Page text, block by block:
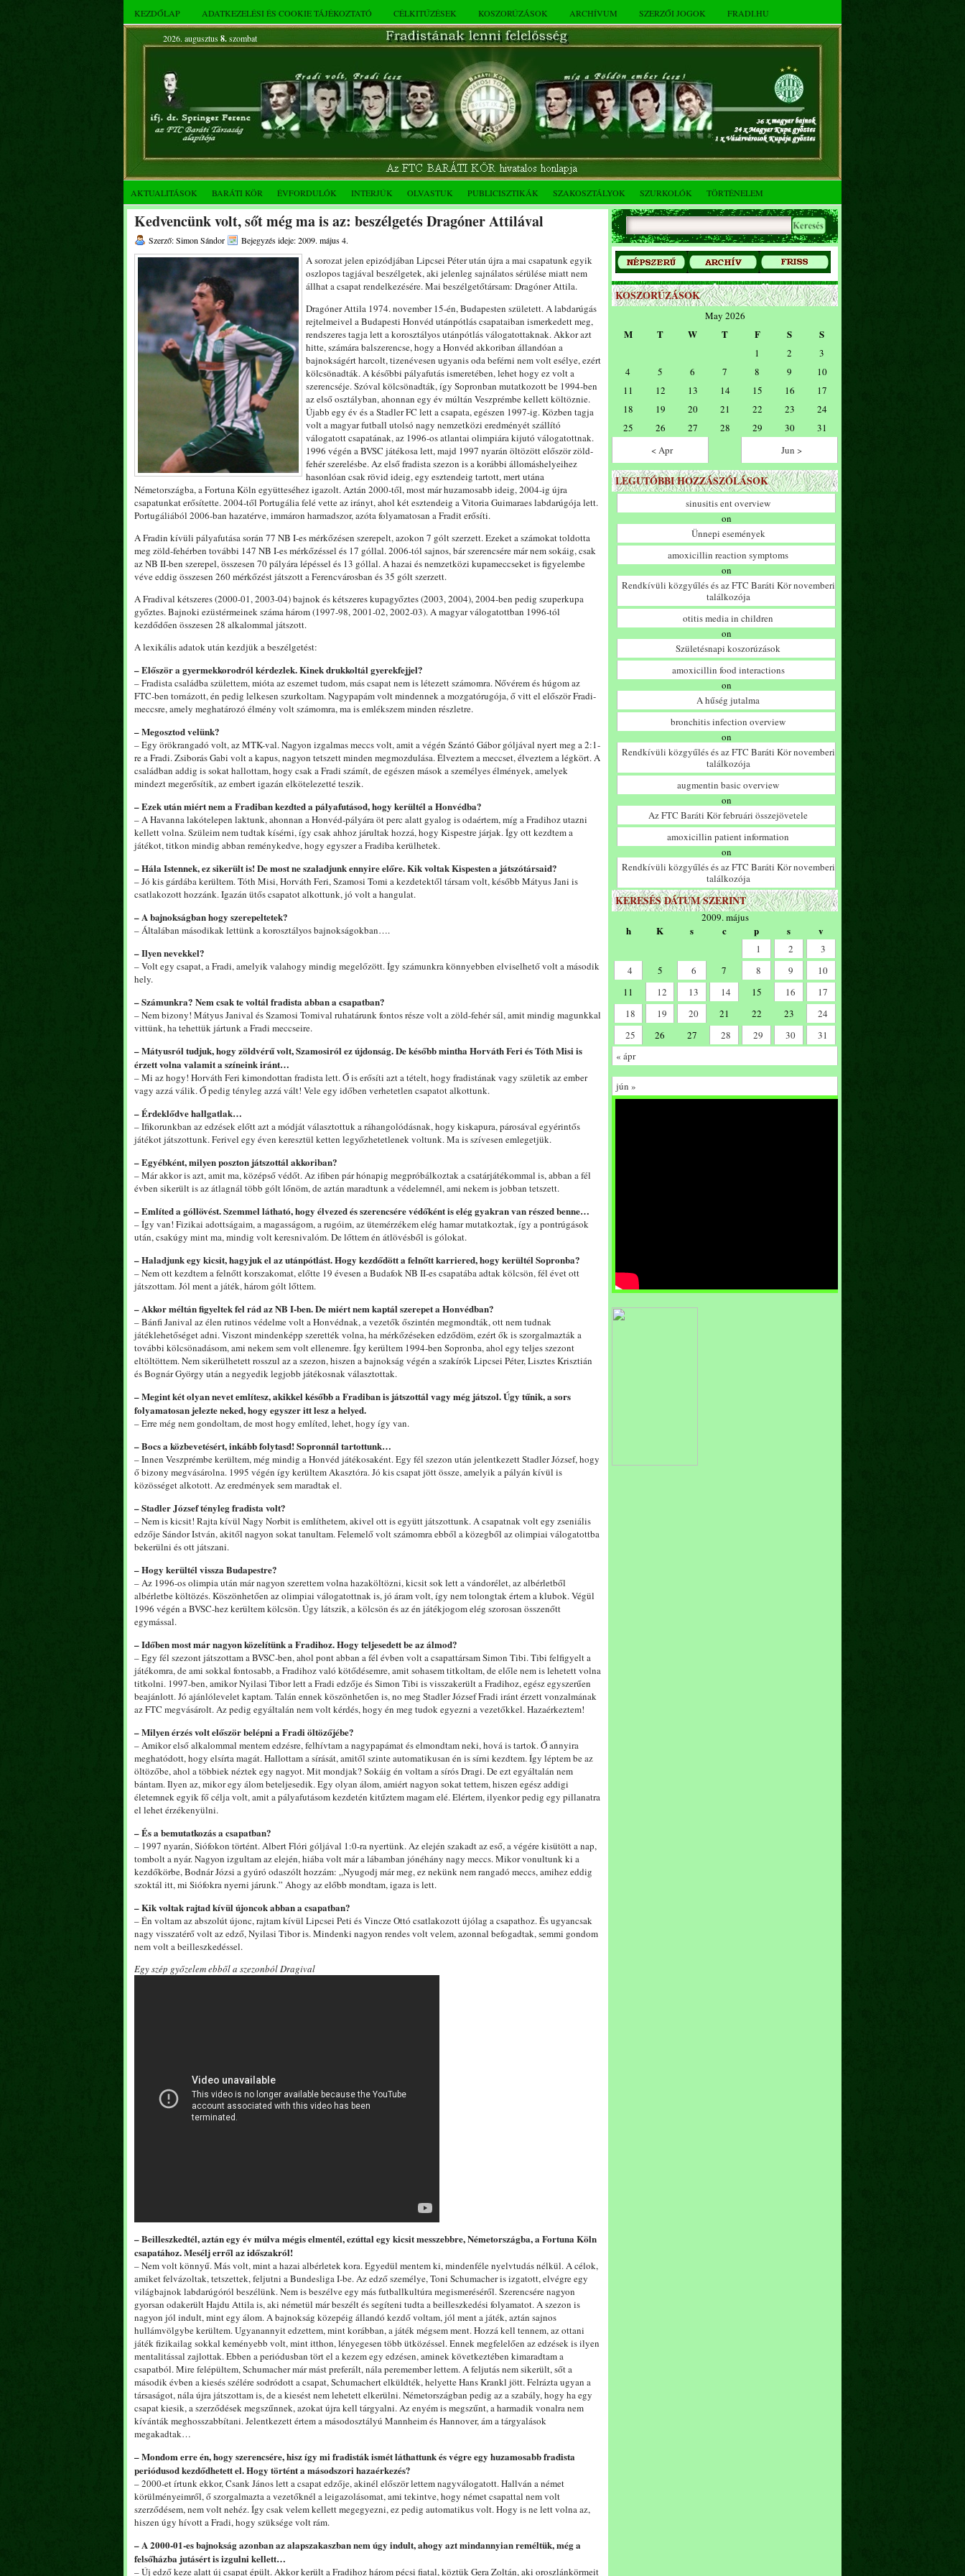
KEZDŐLAP ADATKEZELÉSI ÉS COOKIE TÁJÉKOZTATÓ CÉLKITŰZÉSEK KOSZORÚZÁSOK ARCHÍVUM SZERZŐI JOGOK FRADI.HU
2026. augusztus 8.szombat
AKTUALITÁSOK BARÁTI KÖR ÉVFORDULÓK INTERJÚK OLVASTUK PUBLICISZTIKÁK SZAKOSZTÁLYOK SZURKOLÓK TÖRTÉNELEM
Kedvencünk volt, sőt még ma is az: beszélgetés Dragóner Attilával
Szerző: Simon Sándor Bejegyzés ideje: 2009. május 4.
A sorozat jelen epizódjában Lipcsei Péter után újra a mai csapatunk egyik
oszlopos tagjával beszélgetek, aki jelenleg sajnálatos sérülése miatt nem
állhat a csapat rendelkezésére. Mai beszélgetőtársam: Dragóner Attila.
Dragóner Attila 1974. november 15-én, Budapesten született. A labdarúgás
rejtelmeivel a Budapesti Honvéd utánpótlás csapataiban ismerkedett meg,
rendszeres tagja lett a korosztályos utánpótlás válogatottaknak. Akkor azt
hitte, számára balszerencse, hogy a Honvéd akkoriban állandóan a
bajnokságért harcolt, tizenévesen ugyanis oda beférni nem volt esélye, ezért
kölcsönadták. A későbbi pályafutás ismeretében, lehet hogy ez volt a
szerencséje. Szóval kölcsönadták, így Sopronban mutatkozott be 1994-ben
az első osztályban, ahonnan egy év múltán Veszprémbe kellett költöznie.
Újabb egy év és a Stadler FC lett a csapata, egészen 1997-ig. Közben tagja
volt a magyar futball utolsó nagy nemzetközi eredményét szállító
válogatott csapatának, az 1996-os atlantai olimpiára kijutó válogatottnak.
1996 végén a BVSC játékosa lett, majd 1997 nyarán öltözött először zöld-
fehér szerelésbe. Az első fradista szezon is a korábbi állomáshelyeihez
hasonlóan csak rövid ideig, egy esztendeig tartott, mert utána
Németországba, a Fortuna Köln együtteséhez igazolt. Aztán 2000-től, most már huzamosabb ideig, 2004-ig újra
csapatunkat erősítette. 2004-től Portugália felé vette az irányt, ahol két esztendeig a Vitoria Guimaraes labdarúgója lett.
Portugáliából 2006-ban hazatérve, immáron harmadszor, azóta folyamatosan a Fradit erősíti.
A Fradin kívüli pályafutása során 77 NB I-es mérkőzésen szerepelt, azokon 7 gólt szerzett. Ezeket a számokat toldotta
meg zöld-fehérben további 147 NB I-es mérkőzéssel és 17 góllal. 2006-tól sajnos, bár szerencsére már nem sokáig, csak
az NB II-ben szerepel, összesen 70 pályára lépéssel és 13 góllal. A hazai és nemzetközi kupameccseket is figyelembe
véve eddig összesen 260 mérkőzést játszott a Ferencvárosban és 35 gólt szerzett.
A Fradival kétszeres (2000-01, 2003-04) bajnok és kétszeres kupagyőztes (2003, 2004), 2004-ben pedig szuperkupa
győztes. Bajnoki ezüstérmeinek száma három (1997-98, 2001-02, 2002-03). A magyar válogatottban 1996-tól
kezdődően összesen 28 alkalommal játszott.
A lexikális adatok után kezdjük a beszélgetést:
– Először a gyermekkorodról kérdezlek. Kinek drukkoltál gyerekfejjel?
– Fradista családba születtem, mióta az eszemet tudom, más csapat nem is létezett számomra. Nővérem és húgom az
FTC-ben tornázott, én pedig lelkesen szurkoltam. Nagypapám volt mindennek a mozgatórugója, ő vitt el először Fradi-
meccsre, amely meghatározó élmény volt számomra, ma is emlékszem minden részletre.
– Megosztod velünk?
– Egy örökrangadó volt, az MTK-val. Nagyon izgalmas meccs volt, amit a végén Szántó Gábor góljával nyert meg a 2:1-
re a Fradi. Zsiborás Gabi volt a kapus, nagyon tetszett minden megmozdulása. Élveztem a meccset, élveztem a légkört. A
családban addig is sokat hallottam, hogy csak a Fradi számít, de egészen mások a személyes élmények, amelyek
mindezt megerősítik, az embert igazán elkötelezetté teszik.
– Ezek után miért nem a Fradiban kezdted a pályafutásod, hogy kerültél a Honvédba?
– A Havanna lakótelepen laktunk, ahonnan a Honvéd-pályára öt perc alatt gyalog is odaértem, míg a Fradihoz utazni
kellett volna. Szüleim nem tudtak kísérni, így csak ahhoz járultak hozzá, hogy Kispestre járjak. Így ott kezdtem a
játékot, titkon mindig abban reménykedve, hogy egyszer a Fradiba kerülhetek.
– Hála Istennek, ez sikerült is! De most ne szaladjunk ennyire előre. Kik voltak Kispesten a játszótársaid?
– Jó kis gárdába kerültem. Tóth Misi, Horváth Feri, Szamosi Tomi a kezdetektől társam volt, később Mátyus Jani is
csatlakozott hozzánk. Igazán ütős csapatot alkottunk, jó volt a hangulat.
– A bajnokságban hogy szerepeltetek?
– Általában másodikak lettünk a korosztályos bajnokságokban….
– Ilyen nevekkel?
– Volt egy csapat, a Fradi, amelyik valahogy mindig megelőzött. Így számunkra könnyebben elviselhető volt a második
hely.
– Számunkra? Nem csak te voltál fradista abban a csapatban?
– Nem bizony! Mátyus Janival és Szamosi Tomival ruhatárunk fontos része volt a zöld-fehér sál, amit mindig magunkkal
vittünk, ha tehettük jártunk a Fradi meccseire.
– Mátyusról tudjuk, hogy zöldvérű volt, Szamosiról ez újdonság. De később mintha Horváth Feri és Tóth Misi is
érzett volna valamit a színeink iránt…
– Mi az hogy! Horváth Feri kimondottan fradista lett. Ő is erősíti azt a tételt, hogy fradistának vagy születik az ember
vagy azzá válik. Ő pedig tényleg azzá vált! Vele egy időben verhetetlen csapatot alkottunk.
– Érdeklődve hallgatlak…
– Ifikorunkban az edzések előtt azt a módját választottuk a ráhangolódásnak, hogy kiskapura, párosával egyérintős
játékot játszottunk. Ferivel egy éven keresztül ketten legyőzhetetlenek voltunk. Ma is szívesen emlegetjük.
– Egyébként, milyen poszton játszottál akkoriban?
– Már akkor is azt, amit ma, középső védőt. Az ifiben pár hónapig megpróbálkoztak a csatárjátékommal is, abban a fél
évben sikerült is az átlagnál több gólt lőnöm, de aztán maradtunk a védelemnél, ami nekem is jobban tetszett.
– Említed a góllövést. Szemmel látható, hogy élvezed és szerencsére védőként is elég gyakran van részed benne…
– Így van! Fizikai adottságaim, a magasságom, a rugóim, az ütemérzékem elég hamar mutatkoztak, így a pontrúgások
után, csakúgy mint ma, mindig volt keresnivalóm. De lőttem én átlövésből is gólokat.
– Haladjunk egy kicsit, hagyjuk el az utánpótlást. Hogy kezdődött a felnőtt karriered, hogy kerültél Sopronba?
– Nem ott kezdtem a felnőtt korszakomat, előtte 19 évesen a Budafok NB II-es csapatába adtak kölcsön, fél évet ott
játszottam. Jól ment a játék, három gólt lőttem.
– Akkor méltán figyeltek fel rád az NB I-ben. De miért nem kaptál szerepet a Honvédban?
– Bánfi Janival az élen rutinos védelme volt a Honvédnak, a vezetők őszintén megmondták, ott nem tudnak
játéklehetőséget adni. Viszont mindenképp szerették volna, ha mérkőzéseken edződöm, ezért ők is szorgalmazták a
további kölcsönadásom, ami nekem sem volt ellenemre. Így kerültem 1994-ben Sopronba, ahol egy teljes szezont
eltöltöttem. Nem sikerülhetett rosszul az a szezon, hiszen a bajnokság végén a szakírók Lipcsei Péter, Lisztes Krisztián
és Bognár György után a negyedik legjobb játékosnak választottak.
– Megint két olyan nevet említesz, akikkel később a Fradiban is játszottál vagy még játszol. Úgy tűnik, a sors
folyamatosan jelezte neked, hogy egyszer itt lesz a helyed.
– Erre még nem gondoltam, de most hogy említed, lehet, hogy így van.
– Bocs a közbevetésért, inkább folytasd! Sopronnál tartottunk…
– Innen Veszprémbe kerültem, még mindig a Honvéd játékosaként. Egy fél szezon után jelentkezett Stadler József, hogy
ő bizony megvásárolna. 1995 végén így kerültem Akasztóra. Jó kis csapat jött össze, amelyik a pályán kívül is
közösséget alkotott. Az eredmények sem maradtak el.
– Stadler József tényleg fradista volt?
– Nem is kicsit! Rajta kívül Nagy Norbit is említhetem, akivel ott is együtt játszottunk. A csapatnak volt egy zseniális
edzője Sándor István, akitől nagyon sokat tanultam. Felemelő volt számomra ebből a közegből az olimpiai válogatottba
bekerülni és ott játszani.
– Hogy kerültél vissza Budapestre?
– Az 1996-os olimpia után már nagyon szerettem volna hazaköltözni, kicsit sok lett a vándorélet, az albérletből
albérletbe költözés. Köszönhetően az olimpiai válogatottnak is, jó áram volt, így nem tolongtak értem a klubok. Végül
1996 végén a BVSC-hez kerültem kölcsön. Úgy látszik, a kölcsön és az én játékjogom elég szorosan összenőtt
egymással.
– Időben most már nagyon közelítünk a Fradihoz. Hogy teljesedett be az álmod?
– Egy fél szezont játszottam a BVSC-ben, ahol pont abban a fél évben volt a csapattársam Simon Tibi. Tibi felfigyelt a
játékomra, de ami sokkal fontosabb, a Fradihoz való kötődésemre, amit sohasem titkoltam, de előle nem is lehetett volna
titkolni. 1997-ben, amikor Nyilasi Tibor lett a Fradi edzője és Simon Tibi is visszakerült a Fradihoz, egész egyszerűen
beajánlott. Jó ajánlólevelet kaptam. Talán ennek köszönhetően is, no meg Stadler József Fradi iránt érzett vonzalmának
az FTC megvásárolt. Az pedig egyáltalán nem volt kérdés, hogy én meg tudok egyezni a vezetőkkel. Hazaérkeztem!
– Milyen érzés volt először belépni a Fradi öltözőjébe?
– Amikor első alkalommal mentem edzésre, felhívtam a nagypapámat és elmondtam neki, hová is tartok. Ő annyira
meghatódott, hogy elsírta magát. Hallottam a sírását, amitől szinte automatikusan én is sírni kezdtem. Így léptem be az
öltözőbe, ahol a többiek néztek egy nagyot. Mit mondjak? Sokáig én voltam a sírós Dragi. De ezt egyáltalán nem
bántam. Ilyen az, mikor egy álom beteljesedik. Egy olyan álom, amiért nagyon sokat tettem, hiszen egész addigi
életemnek egyik fő célja volt, amit a pályafutásom kezdetén kitűztem magam elé. Elértem, ilyenkor pedig egy pillanatra
el lehet érzékenyülni.
– És a bemutatkozás a csapatban?
– 1997 nyarán, Siófokon történt. Albert Flóri góljával 1:0-ra nyertünk. Az elején szakadt az eső, a végére kisütött a nap,
tombolt a nyár. Nagyon izgultam az elején, hiába volt már a lábamban jónéhány nagy meccs. Mikor vonultunk ki a
kezdőkörbe, Bodnár Józsi a gyúró odaszólt hozzám: „Nyugodj már meg, ez nekünk nem rangadó meccs, amihez eddig
szoktál itt, mi Siófokra nyerni járunk.” Ahogy az előbb mondtam, igaza is lett.
– Kik voltak rajtad kívül újoncok abban a csapatban?
– Én voltam az abszolút újonc, rajtam kívül Lipcsei Peti és Vincze Ottó csatlakozott újólag a csapathoz. És ugyancsak
nagy visszatérő volt az edző, Nyilasi Tibor is. Mindenki nagyon rendes volt velem, azonnal befogadtak, semmi gondom
nem volt a beilleszkedéssel.
Egy szép győzelem ebből a szezonból Dragival
– Beilleszkedtél, aztán egy év múlva mégis elmentél, ezúttal egy kicsit messzebbre, Németországba, a Fortuna Köln
csapatához. Mesélj erről az időszakról!
– Nem volt könnyű. Más volt, mint a hazai albérletek kora. Egyedül mentem ki, mindenféle nyelvtudás nélkül. A célok,
amiket felvázoltak, tetszettek, feljutni a Bundesliga I-be. Az edző személye, Toni Schumacher is izgatott, elvégre egy
világbajnok labdarúgóról beszélünk. Nem is beszélve egy más futballkultúra megismeréséről. Szerencsére nagyon
gyorsan odakerült Hajdu Attila is, aki németül már beszélt és segíteni tudta a beilleszkedési folyamatot. A szezon is
nagyon jól indult, mint egy álom. A bajnokság közepéig állandó kezdő voltam, jól ment a játék, aztán sajnos
hullámvölgybe kerültem. Ugyanannyit edzettem, mint korábban, a játék mégsem ment. Hozzá kell tennem, az ottani
játék fizikailag sokkal keményebb volt, mint itthon, lényegesen több ütközéssel. Ennek megfelelően az edzések is ilyen
mentalitással zajlottak. Ebben a periódusban tört el a kezem egy edzésen, aminek következtében kimaradtam a
csapatból. Mire felépültem, Schumacher már mást preferált, nála peremember lettem. A feljutás nem sikerült, sőt a
második évben a kiesés szélére sodródott a csapat, Schumachert elküldték, helyette Hans Krankl jött. Felrázta ugyan a
társaságot, nála újra játszottam is, de a kiesést nem lehetett elkerülni. Németországban pedig az a szabály, hogy ha egy
csapat kiesik, a szerződések megszűnnek, azokat újra kell tárgyalni. Az enyém is megszűnt, a harmadik vonalra nem
kívánták meghosszabbítani. Jelentkezett értem a másodosztályú Mannheim és Hannover, ám a tárgyalások
megakadtak…
– Mondom erre én, hogy szerencsére, hisz így mi fradisták ismét láthattunk és végre egy huzamosabb fradista
periódusod kezdődhetett el. Hogy történt a másodszori hazaérkezés?
– 2000-et írtunk ekkor, Csank János lett a csapat edzője, akinél először lettem nagyválogatott. Hallván a német
körülményeimről, ő szorgalmazta a vezetőknél a leigazolásomat, ami tekintve, hogy német csapattal nem volt
szerződésem, nem volt nehéz. Így csak velem kellett megegyezni, ez pedig automatikus volt. Hogy is ne lett volna az,
hiszen úgy hívott a Fradi, hogy szüksége volt rám.
– A 2000-01-es bajnokság azonban az alapszakaszban nem úgy indult, ahogy azt mindannyian reméltük, még a
felsőházba jutásért is izgulni kellett…
– Új edző keze alatt új csapat épült. Akkor került a Fradihoz három pécsi fiatal, köztük Gera Zoltán, aki oroszlánkörmeit
KOSZORÚZÁSOK
May 2026
M T W T F S S
1 2
3
4
5 6 7 8 9
10
11
12 13 14 15 16
17
18
19 20 21 22 23
24
25
26 27 28 29 30
31
< Apr
Jun >
LEGUTÓBBI HOZZÁSZÓLÁSOK
sinusitis ent overview
on
Ünnepi események
amoxicillin reaction symptoms
on
Rendkívüli közgyűlés és az FTC Baráti Kör novemberi
találkozója
otitis media in children
on
Születésnapi koszorúzások
amoxicillin food interactions
on
A hűség jutalma
bronchitis infection overview
on
Rendkívüli közgyűlés és az FTC Baráti Kör novemberi
találkozója
augmentin basic overview
on
Az FTC Baráti Kör februári összejövetele
amoxicillin patient information
on
Rendkívüli közgyűlés és az FTC Baráti Kör novemberi
találkozója
KERESÉS DÁTUM SZERINT
2009. május
h K s c p s v
1 2
3
4
5 6 7 8 9
10
11
12 13 14 15 16
17
18
19 20 21 22 23
24
25
26 27 28 29 30
31
« ápr
jún »